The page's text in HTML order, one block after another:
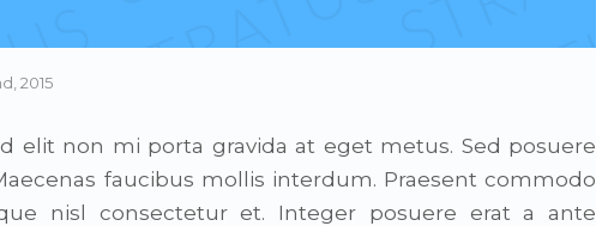
2015
elit non mi porta gravida at eget metus. Sed posuere
faucibus mollis interdum. Praesent commodo
nisl consectetur et. Integer posuere erat a ante